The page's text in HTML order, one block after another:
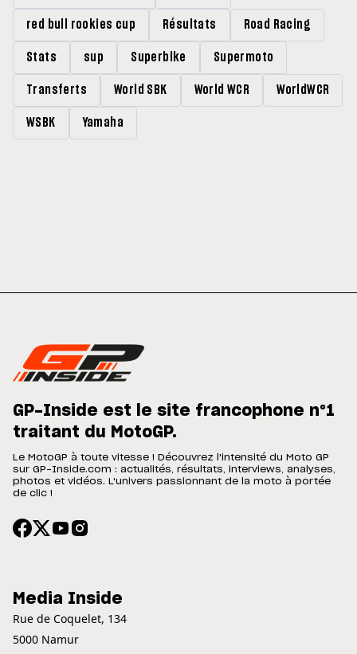
red bull rookies cup Résultats Road Racing
Stats sup Superbike Supermoto
Transferts World SBK World WCR WorldWCR
WSBK Yamaha
GP-Inside est le site francophone n°1
traitant du MotoGP.
Le MotoGP à toute vitesse ! Découvrez l'intensité du Moto GP
sur GP-Inside.com : actualités, résultats, interviews, analyses,
photos et vidéos. L'univers passionnant de la moto à portée
de clic !
Media Inside
Rue de Coquelet, 134
5000 Namur